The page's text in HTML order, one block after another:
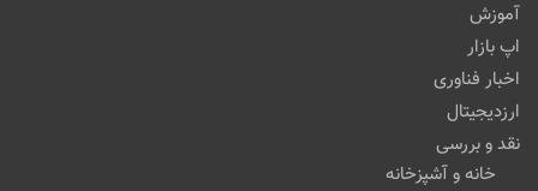
آموزش
اپ بازار
اخبار فناوری
ارزدیجیتال
نقد و بررسی
خانه و آشپزخانه